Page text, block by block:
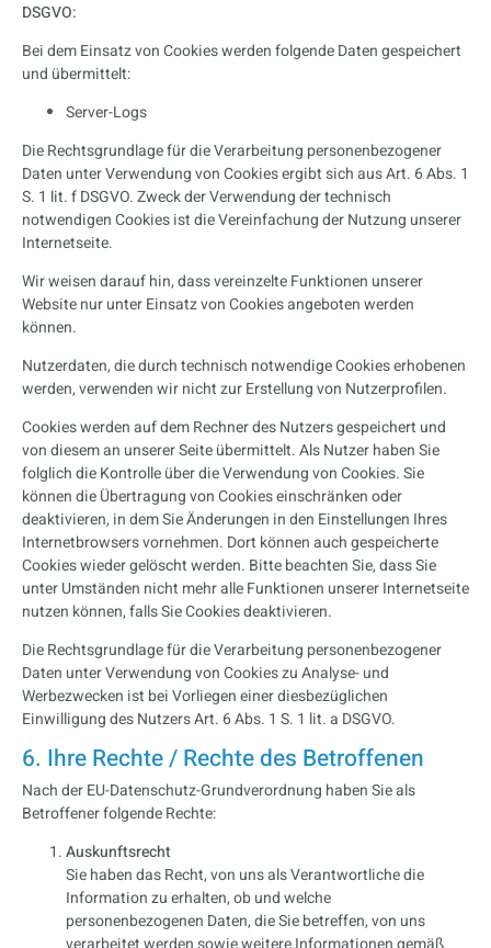
DSGVO:
Bei dem Einsatz von Cookies werden folgende Daten gespeichert
und übermittelt:
Server-Logs
Die Rechtsgrundlage für die Verarbeitung personenbezogener
Daten unter Verwendung von Cookies ergibt sich aus Art. 6 Abs. 1
S. 1 lit. f DSGVO. Zweck der Verwendung der technisch
notwendigen Cookies ist die Vereinfachung der Nutzung unserer
Internetseite.
Wir weisen darauf hin, dass vereinzelte Funktionen unserer
Website nur unter Einsatz von Cookies angeboten werden
können.
Nutzerdaten, die durch technisch notwendige Cookies erhobenen
werden, verwenden wir nicht zur Erstellung von Nutzerprofilen.
Cookies werden auf dem Rechner des Nutzers gespeichert und
von diesem an unserer Seite übermittelt. Als Nutzer haben Sie
folglich die Kontrolle über die Verwendung von Cookies. Sie
können die Übertragung von Cookies einschränken oder
deaktivieren, in dem Sie Änderungen in den Einstellungen Ihres
Internetbrowsers vornehmen. Dort können auch gespeicherte
Cookies wieder gelöscht werden. Bitte beachten Sie, dass Sie
unter Umständen nicht mehr alle Funktionen unserer Internetseite
nutzen können, falls Sie Cookies deaktivieren.
Die Rechtsgrundlage für die Verarbeitung personenbezogener
Daten unter Verwendung von Cookies zu Analyse- und
Werbezwecken ist bei Vorliegen einer diesbezüglichen
Einwilligung des Nutzers Art. 6 Abs. 1 S. 1 lit. a DSGVO.
6. Ihre Rechte / Rechte des Betroffenen
Nach der EU-Datenschutz-Grundverordnung haben Sie als
Betroffener folgende Rechte:
Auskunftsrecht
Sie haben das Recht, von uns als Verantwortliche die
Information zu erhalten, ob und welche
personenbezogenen Daten, die Sie betreffen, von uns